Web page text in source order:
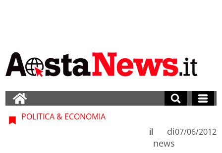
POLITICA & ECONOMIA
di
news
il 07/06/2012